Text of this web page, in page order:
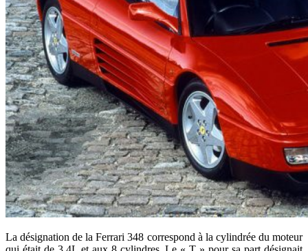
La désignation de la Ferrari 348 correspond à la cylindrée du moteur